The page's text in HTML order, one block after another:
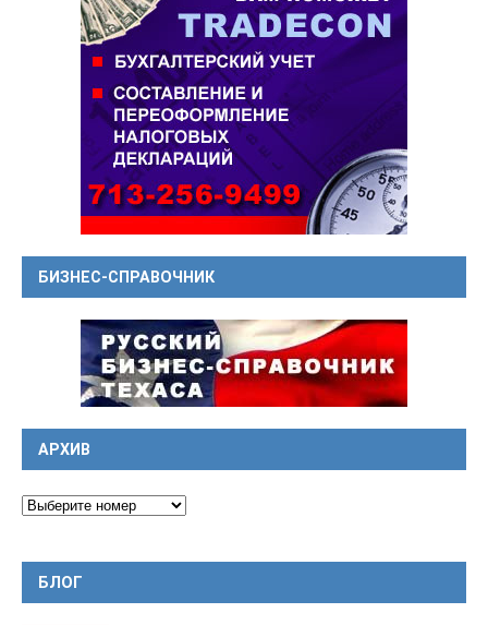
БИЗНЕС-СПРАВОЧНИК
АРХИВ
БЛОГ